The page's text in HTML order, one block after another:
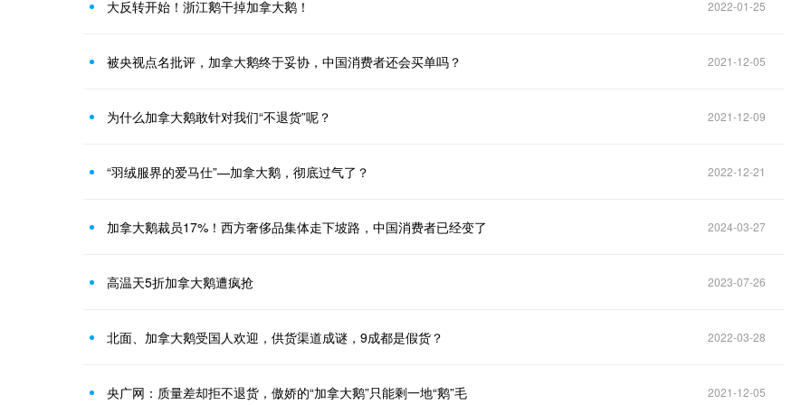
大反转开始！浙江鹅干掉加拿大鹅！ 2022-01-25
被央视点名批评，加拿大鹅终于妥协，中国消费者还会买单吗？ 2021-12-05
为什么加拿大鹅敢针对我们“不退货”呢？ 2021-12-09
“羽绒服界的爱马仕”—加拿大鹅，彻底过气了？ 2022-12-21
加拿大鹅裁员17%！西方奢侈品集体走下坡路，中国消费者已经变了 2024-03-27
高温天5折加拿大鹅遭疯抢 2023-07-26
北面、加拿大鹅受国人欢迎，供货渠道成谜，9成都是假货？ 2022-03-28
央广网：质量差却拒不退货，傲娇的“加拿大鹅”只能剩一地“鹅”毛 2021-12-05